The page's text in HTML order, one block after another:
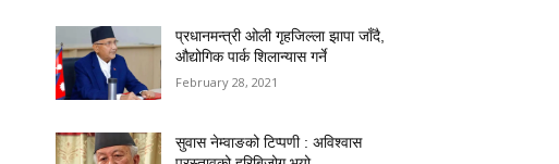
प्रधानमन्त्री ओली गृहजिल्ला झापा जाँदै,
औद्योगिक पार्क शिलान्यास गर्ने
February 28, 2021
सुवास नेम्वाङको टिप्पणी : अविश्वास